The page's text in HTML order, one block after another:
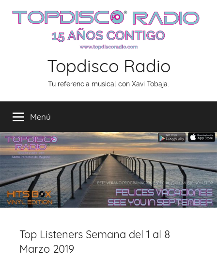
Topdisco Radio
Tu referencia musical con Xavi Tobaja.
Menú
Top Listeners Semana del 1 al 8
Marzo 2019